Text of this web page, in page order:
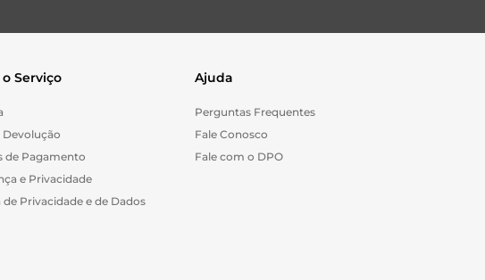
Serviço
Devolução
de Pagamento
e Privacidade
de Privacidade e de Dados
Ajuda
Perguntas Frequentes
Fale Conosco
Fale com o DPO